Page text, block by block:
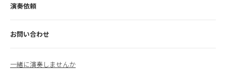
演奏依頼
お問い合わせ
一緒に演奏しませんか